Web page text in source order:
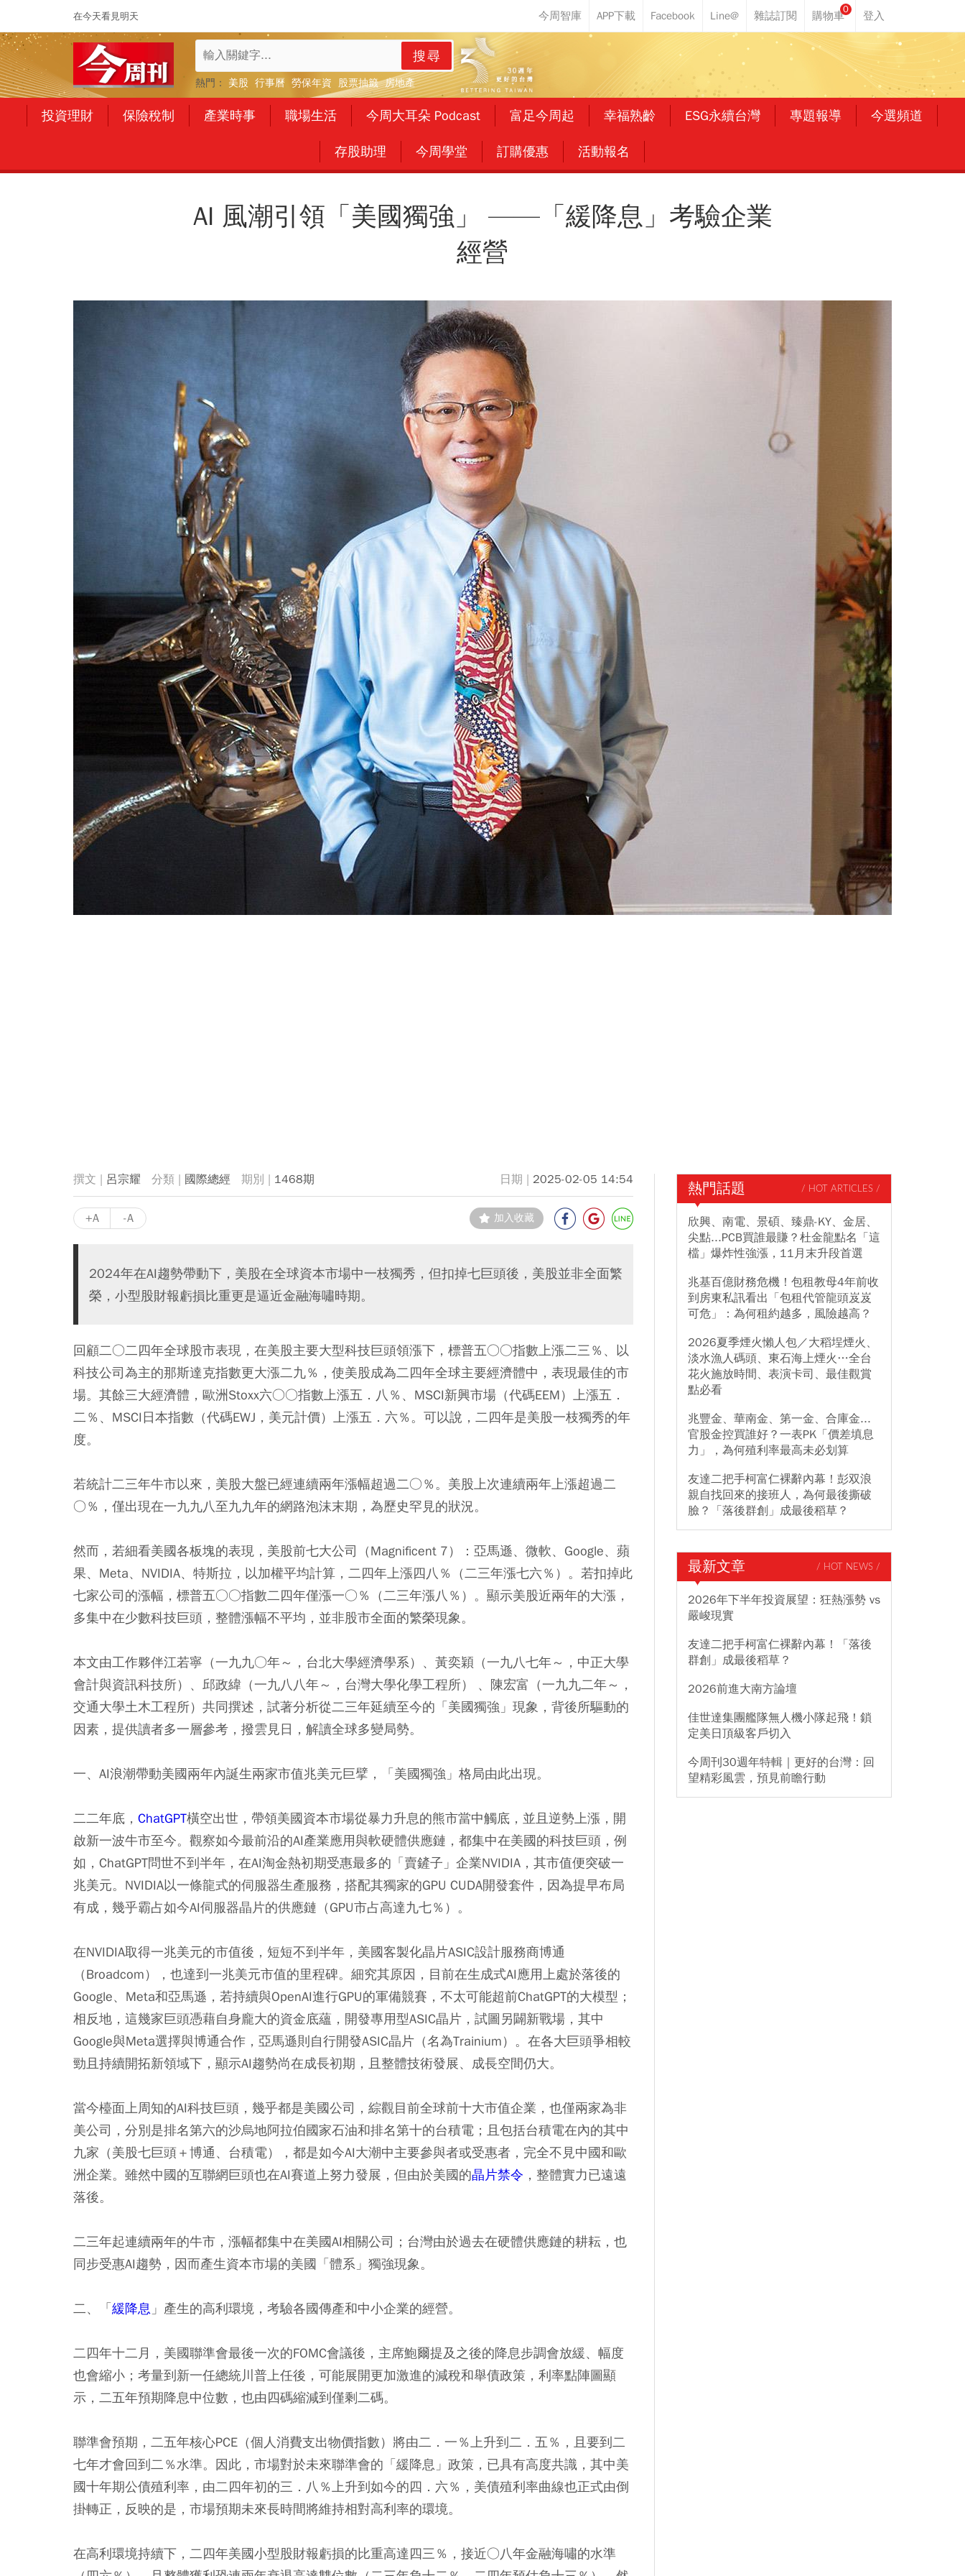
在今天看見明天
0
搜尋
熱門： 美股 行事曆 勞保年資 股票抽籤 房地產
投資理財 保險稅制 產業時事 職場生活 今周大耳朵 Podcast 富足今周起 幸福熟齡 ESG永續台灣 專題報導 今選頻道
存股助理 今周學堂 訂購優惠 活動報名
AI 風潮引領「美國獨強」 ——「緩降息」考驗企業
經營
呂宗耀 國際總經 1468期 2025-02-05 14:54
+A -A 加入收藏
2024年在AI趨勢帶動下，美股在全球資本市場中一枝獨秀，但扣掉七巨頭後，美股並非全面繁
榮，小型股財報虧損比重更是逼近金融海嘯時期。
回顧二○二四年全球股市表現，在美股主要大型科技巨頭領漲下，標普五○○指數上漲二三％、以
科技公司為主的那斯達克指數更大漲二九％，使美股成為二四年全球主要經濟體中，表現最佳的市
場。其餘三大經濟體，歐洲Stoxx六○○指數上漲五．八％、MSCI新興市場（代碼EEM）上漲五．
二％、MSCI日本指數（代碼EWJ，美元計價）上漲五．六％。可以說，二四年是美股一枝獨秀的年
度。
若統計二三年牛市以來，美股大盤已經連續兩年漲幅超過二○％。美股上次連續兩年上漲超過二
○％，僅出現在一九九八至九九年的網路泡沫末期，為歷史罕見的狀況。
然而，若細看美國各板塊的表現，美股前七大公司（Magnificent 7）：亞馬遜、微軟、Google、蘋
果、Meta、NVIDIA、特斯拉，以加權平均計算，二四年上漲四八％（二三年漲七六％）。若扣掉此
七家公司的漲幅，標普五○○指數二四年僅漲一○％（二三年漲八％）。顯示美股近兩年的大漲，
多集中在少數科技巨頭，整體漲幅不平均，並非股市全面的繁榮現象。
本文由工作夥伴江若寧（一九九○年～，台北大學經濟學系）、黃奕穎（一九八七年～，中正大學
會計與資訊科技所）、邱政緯（一九八八年～，台灣大學化學工程所） 、陳宏富（一九九二年～，
交通大學土木工程所）共同撰述，試著分析從二三年延續至今的「美國獨強」現象，背後所驅動的
因素，提供讀者多一層參考，撥雲見日，解讀全球多變局勢。
一、AI浪潮帶動美國兩年內誕生兩家市值兆美元巨擘，「美國獨強」格局由此出現。
二二年底， ChatGPT橫空出世，帶領美國資本市場從暴力升息的熊市當中觸底，並且逆勢上漲，開
啟新一波牛市至今。觀察如今最前沿的AI產業應用與軟硬體供應鏈，都集中在美國的科技巨頭，例
如，ChatGPT問世不到半年，在AI淘金熱初期受惠最多的「賣鏟子」企業NVIDIA，其市值便突破一
兆美元。NVIDIA以一條龍式的伺服器生產服務，搭配其獨家的GPU CUDA開發套件，因為提早布局
有成，幾乎霸占如今AI伺服器晶片的供應鏈（GPU市占高達九七％）。
在NVIDIA取得一兆美元的市值後，短短不到半年，美國客製化晶片ASIC設計服務商博通
（Broadcom），也達到一兆美元市值的里程碑。細究其原因，目前在生成式AI應用上處於落後的
Google、Meta和亞馬遜，若持續與OpenAI進行GPU的軍備競賽，不太可能超前ChatGPT的大模型；
相反地，這幾家巨頭憑藉自身龐大的資金底蘊，開發專用型ASIC晶片，試圖另闢新戰場，其中
Google與Meta選擇與博通合作，亞馬遜則自行開發ASIC晶片（名為Trainium）。在各大巨頭爭相較
勁且持續開拓新領域下，顯示AI趨勢尚在成長初期，且整體技術發展、成長空間仍大。
當今檯面上周知的AI科技巨頭，幾乎都是美國公司，綜觀目前全球前十大市值企業，也僅兩家為非
美公司，分別是排名第六的沙烏地阿拉伯國家石油和排名第十的台積電；且包括台積電在內的其中
九家（美股七巨頭＋博通、台積電），都是如今AI大潮中主要參與者或受惠者，完全不見中國和歐
洲企業。雖然中國的互聯網巨頭也在AI賽道上努力發展，但由於美國的晶片禁令 ，整體實力已遠遠
落後。
二三年起連續兩年的牛市，漲幅都集中在美國AI相關公司；台灣由於過去在硬體供應鏈的耕耘，也
同步受惠AI趨勢，因而產生資本市場的美國「體系」獨強現象。
二、「緩降息 」產生的高利環境，考驗各國傳產和中小企業的經營。
二四年十二月，美國聯準會最後一次的FOMC會議後，主席鮑爾提及之後的降息步調會放緩、幅度
也會縮小；考量到新一任總統川普上任後，可能展開更加激進的減稅和舉債政策，利率點陣圖顯
示，二五年預期降息中位數，也由四碼縮減到僅剩二碼。
聯準會預期，二五年核心PCE（個人消費支出物價指數）將由二．一％上升到二．五％，且要到二
七年才會回到二％水準。因此，市場對於未來聯準會的「緩降息」政策，已具有高度共識，其中美
國十年期公債殖利率，由二四年初的三．八％上升到如今的四．六％，美債殖利率曲線也正式由倒
掛轉正，反映的是，市場預期未來長時間將維持相對高利率的環境。
在高利環境持續下，二四年美國小型股財報虧損的比重高達四三％，接近○八年金融海嘯的水準
熱門話題 / HOT ARTICLES /
欣興、南電、景碩、臻鼎-KY、金居、
尖點...PCB買誰最賺？杜金龍點名「這
檔」爆炸性強漲，11月末升段首選
兆基百億財務危機！包租教母4年前收
到房東私訊看出「包租代管龍頭岌岌
可危」：為何租約越多，風險越高？
2026夏季煙火懶人包／大稻埕煙火、
淡水漁人碼頭、東石海上煙火…全台
花火施放時間、表演卡司、最佳觀賞
點必看
兆豐金、華南金、第一金、合庫金...
官股金控買誰好？一表PK「價差填息
力」，為何殖利率最高未必划算
友達二把手柯富仁裸辭內幕！彭双浪
親自找回來的接班人，為何最後撕破
臉？「落後群創」成最後稻草？
最新文章 / HOT NEWS /
2026年下半年投資展望：狂熱漲勢 vs
嚴峻現實
友達二把手柯富仁裸辭內幕！「落後
群創」成最後稻草？
2026前進大南方論壇
佳世達集團艦隊無人機小隊起飛！鎖
定美日頂級客戶切入
今周刊30週年特輯｜更好的台灣：回
望精彩風雲，預見前瞻行動